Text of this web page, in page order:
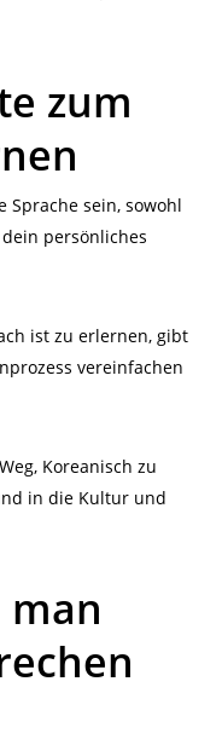
zum
Sprache sein, sowohl
persönliches
ist zu erlernen, gibt
vereinfachen
Koreanisch zu
in die Kultur und